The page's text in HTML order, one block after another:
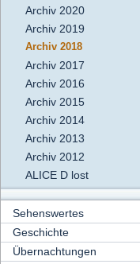
Archiv 2020
Archiv 2019
Archiv 2018
Archiv 2017
Archiv 2016
Archiv 2015
Archiv 2014
Archiv 2013
Archiv 2012
ALICE D lost
Sehenswertes
Geschichte
Übernachtungen